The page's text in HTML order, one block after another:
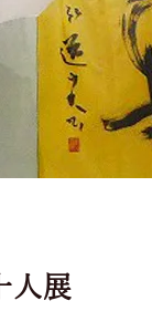
人展